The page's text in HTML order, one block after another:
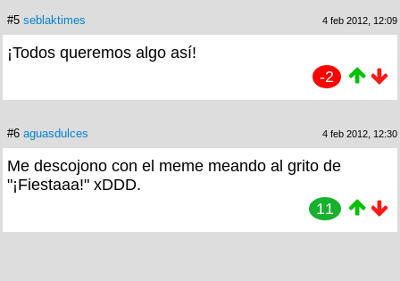
#5 seblaktimes 4 feb 2012, 12:09
¡Todos queremos algo así!
-2
#6 aguasdulces 4 feb 2012, 12:30
Me descojono con el meme meando al grito de
"¡Fiestaaa!" xDDD.
11